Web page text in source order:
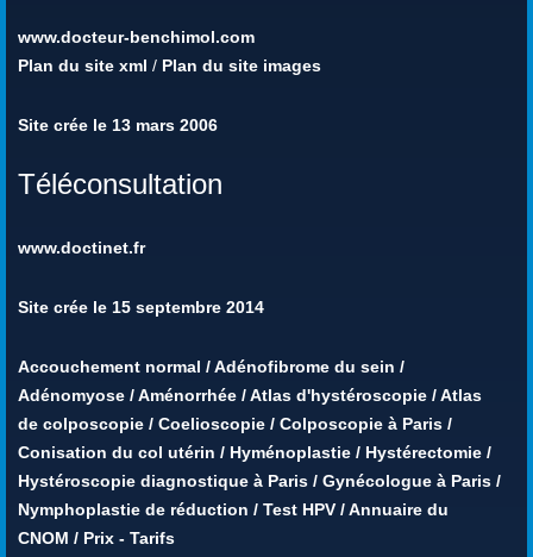
www.docteur-benchimol.com
Plan du site xml / Plan du site images
Site crée le 13 mars 2006
Téléconsultation
www.doctinet.fr
Site crée le 15 septembre 2014
Accouchement normal /Adénofibrome du sein /
Adénomyose /Aménorrhée /Atlas d'hystéroscopie /Atlas
de colposcopie / Coelioscopie / Colposcopie à Paris /
Conisation du col utérin / Hyménoplastie / Hystérectomie /
Hystéroscopie diagnostique à Paris / Gynécologue à Paris /
Nymphoplastie de réduction / Test HPV /Annuaire du
CNOM / Prix - Tarifs